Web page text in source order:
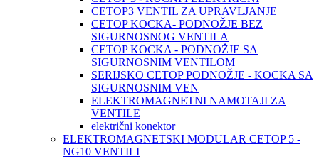
CETOP3 VENTIL ZA UPRAVLJANJE
CETOP KOCKA- PODNOŽJE BEZ
SIGURNOSNOG VENTILA
CETOP KOCKA - PODNOŽJE SA
SIGURNOSNIM VENTILOM
SERIJSKO CETOP PODNOŽJE - KOCKA SA
SIGURNOSNIM VEN
ELEKTROMAGNETNI NAMOTAJI ZA
VENTILE
električni konektor
ELEKTROMAGNETSKI MODULAR CETOP 5 -
NG10 VENTILI